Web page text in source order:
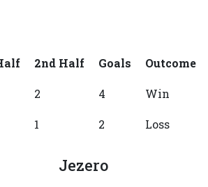
2nd Half Goals Outcome
2 4 Win
1 2 Loss
Jezero